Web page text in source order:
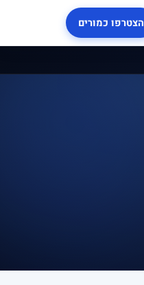
הצטרפו כמורים